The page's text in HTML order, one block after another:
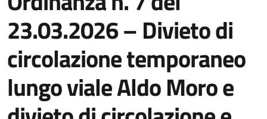
23.03.2026 – Divieto di
circolazione temporaneo
lungo viale Aldo Moro e